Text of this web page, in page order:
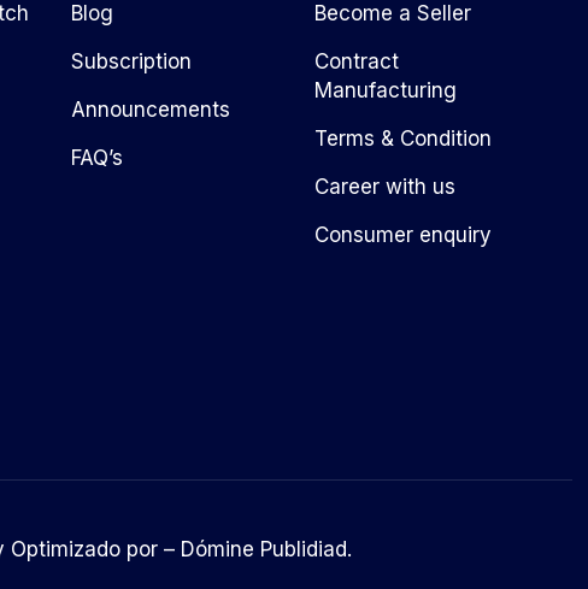
Blog
Subscription
Announcements
FAQ’s
Become a Seller
Contract
Manufacturing
Terms & Condition
Career with us
Consumer enquiry
Optimizado por – Dómine Publidiad.